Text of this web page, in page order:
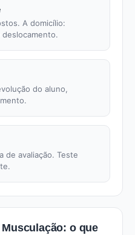
A domicílio:
do aluno,
de avaliação. Teste
o que